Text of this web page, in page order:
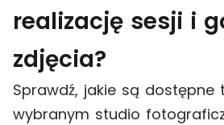
realizację sesji i
zdjęcia?
Sprawdź, jakie są dostępne
wybranym studio